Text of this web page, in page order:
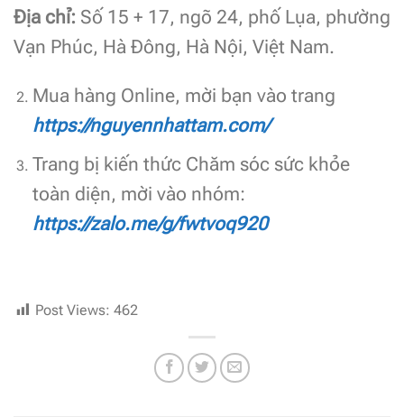
Địa chỉ: Số 15 + 17, ngõ 24, phố Lụa, phường
Vạn Phúc, Hà Đông, Hà Nội, Việt Nam.
Mua hàng Online, mời bạn vào trang
https://nguyennhattam.com/
Trang bị kiến thức Chăm sóc sức khỏe
toàn diện, mời vào nhóm:
https://zalo.me/g/fwtvoq920
Post Views: 462